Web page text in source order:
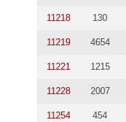
11218 130
11219 4654
11221 1215
11228 2007
11254 454